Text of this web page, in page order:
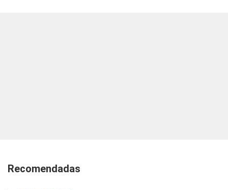
Recomendadas